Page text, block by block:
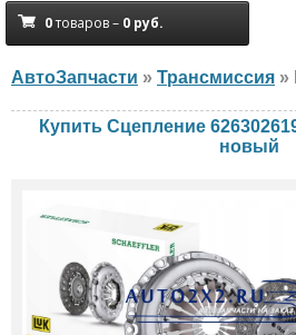
0товаров – 0 руб.
АвтоЗапчасти » Трансмиссия »
Купить Сцепление
новый